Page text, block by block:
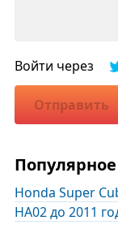
Войти через
Отправить
Популярное
Honda Super
HA02 до 2011